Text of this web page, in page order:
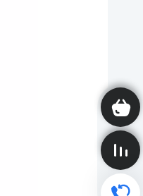
Корзина пуста
Сравнение пусто